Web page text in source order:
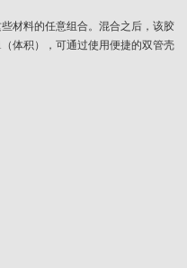
材料的任意组合。混合之后，该胶
体积），可通过使用便捷的双管壳